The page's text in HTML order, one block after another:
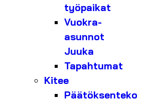
työpaikat
Vuokra-
asunnot
Juuka
Tapahtumat
Kitee
Päätöksenteko